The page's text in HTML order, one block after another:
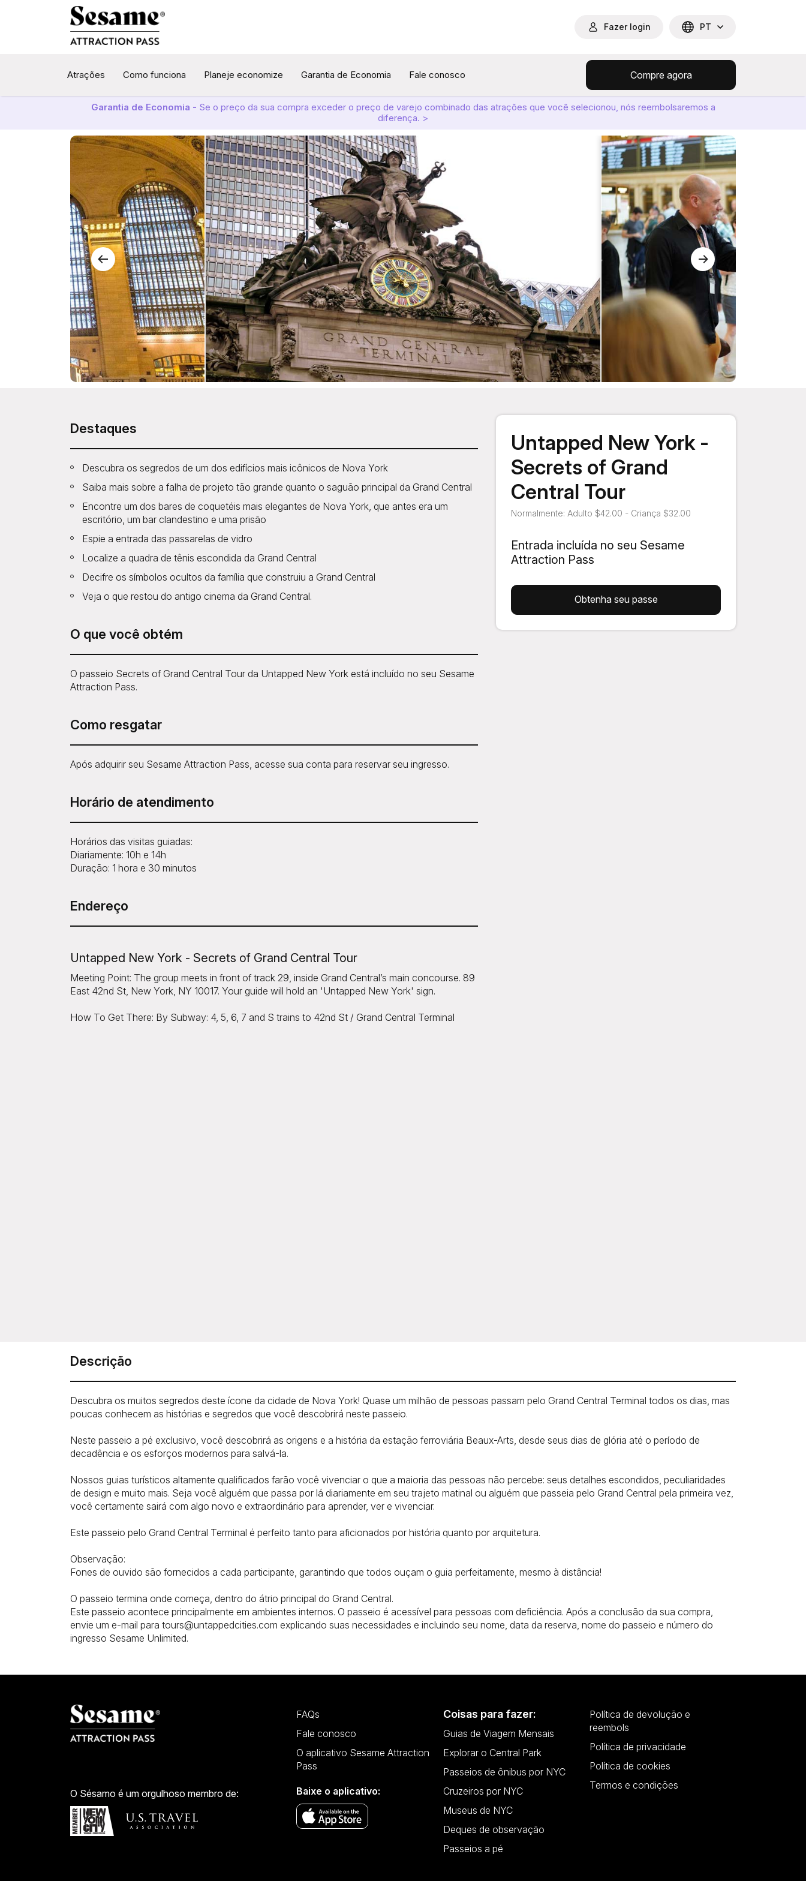
Fazer login PT
Atrações Como funciona Planeje economize Garantia de Economia Fale conosco Compre agora
Garantia de Economia - Se o preço da sua compra exceder o preço de varejo combinado das atrações que você selecionou, nós reembolsaremos a
diferença. >
Untapped New York -
Secrets of Grand
Central Tour
Normalmente: Adulto $42.00 - Criança $32.00
Entrada incluída no seu Sesame
Attraction Pass
Obtenha seu passe
Destaques
Descubra os segredos de um dos edifícios mais icônicos de Nova York
Saiba mais sobre a falha de projeto tão grande quanto o saguão principal da Grand Central
Encontre um dos bares de coquetéis mais elegantes de Nova York, que antes era um
escritório, um bar clandestino e uma prisão
Espie a entrada das passarelas de vidro
Localize a quadra de tênis escondida da Grand Central
Decifre os símbolos ocultos da família que construiu a Grand Central
Veja o que restou do antigo cinema da Grand Central.
O que você obtém
O passeio Secrets of Grand Central Tour da Untapped New York está incluído no seu Sesame
Attraction Pass.
Como resgatar
Após adquirir seu Sesame Attraction Pass, acesse sua conta para reservar seu ingresso.
Horário de atendimento
Horários das visitas guiadas:
Diariamente: 10h e 14h
Duração: 1 hora e 30 minutos
Endereço
Untapped New York - Secrets of Grand Central Tour
Meeting Point: The group meets in front of track 29, inside Grand Central’s main concourse. 89
East 42nd St, New York, NY 10017. Your guide will hold an 'Untapped New York' sign.
How To Get There: By Subway: 4, 5, 6, 7 and S trains to 42nd St / Grand Central Terminal
Descrição
Descubra os muitos segredos deste ícone da cidade de Nova York! Quase um milhão de pessoas passam pelo Grand Central Terminal todos os dias, mas
poucas conhecem as histórias e segredos que você descobrirá neste passeio.
Neste passeio a pé exclusivo, você descobrirá as origens e a história da estação ferroviária Beaux-Arts, desde seus dias de glória até o período de
decadência e os esforços modernos para salvá-la.
Nossos guias turísticos altamente qualificados farão você vivenciar o que a maioria das pessoas não percebe: seus detalhes escondidos, peculiaridades
de design e muito mais. Seja você alguém que passa por lá diariamente em seu trajeto matinal ou alguém que passeia pelo Grand Central pela primeira vez,
você certamente sairá com algo novo e extraordinário para aprender, ver e vivenciar.
Este passeio pelo Grand Central Terminal é perfeito tanto para aficionados por história quanto por arquitetura.
Observação:
Fones de ouvido são fornecidos a cada participante, garantindo que todos ouçam o guia perfeitamente, mesmo à distância!
O passeio termina onde começa, dentro do átrio principal do Grand Central.
Este passeio acontece principalmente em ambientes internos. O passeio é acessível para pessoas com deficiência. Após a conclusão da sua compra,
envie um e-mail para tours@untappedcities.com explicando suas necessidades e incluindo seu nome, data da reserva, nome do passeio e número do
ingresso Sesame Unlimited.
O Sésamo é um orgulhoso membro de:
FAQs
Fale conosco
O aplicativo Sesame Attraction
Pass
Baixe o aplicativo:
Coisas para fazer:
Guias de Viagem Mensais
Explorar o Central Park
Passeios de ônibus por NYC
Cruzeiros por NYC
Museus de NYC
Deques de observação
Passeios a pé
Política de devolução e
reembols
Política de privacidade
Política de cookies
Termos e condições